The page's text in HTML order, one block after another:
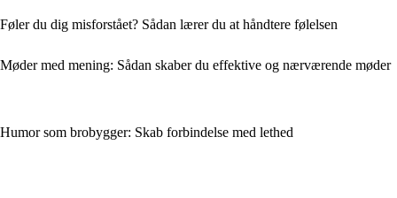
Føler du dig misforstået? Sådan lærer du at håndtere følelsen
Møder med mening: Sådan skaber du effektive og nærværende møder
Humor som brobygger: Skab forbindelse med lethed